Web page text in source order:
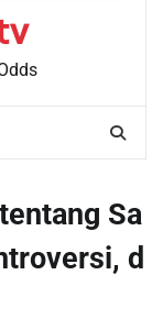
Sa
d